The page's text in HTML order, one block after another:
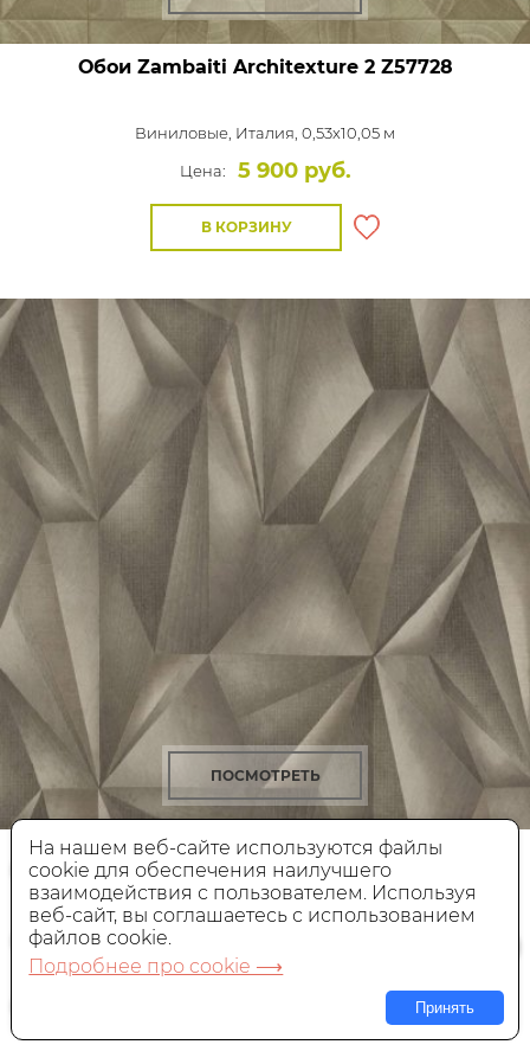
Обои Zambaiti Architexture 2Z57728
Виниловые, Италия, 0,53x10,05 м
Цена:
5 900 руб.
В КОРЗИНУ
ПОСМОТРЕТЬ
Обои Cassanie Florence9952A
Виниловые,Италия, 1,06x10,05 м
4 200 руб.
На нашем веб-сайте используются файлы
cookie для обеспечения наилучшего
взаимодействия с пользователем. Используя
веб-сайт, вы соглашаетесь с использованием
файлов cookie.
Подробнее про cookie ⟶
Принять